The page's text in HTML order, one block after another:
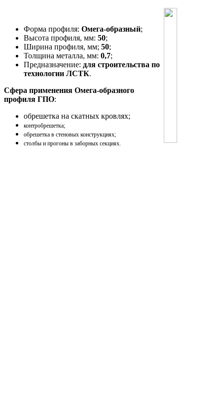
Форма профиля: Омега-образный;
Высота профиля, мм: 50;
Ширина профиля, мм; 50;
Толщина металла, мм: 0,7;
Предназначение: для строительства по
технологии ЛСТК.
Сфера применения Омега-образного
профиля ГПО:
обрешетка на скатных кровлях;
контробрешетка;
обрешетка в стеновых конструкциях;
столбы и прогоны в заборных секциях.